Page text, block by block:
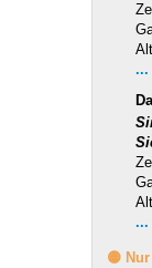
...
...
🟡